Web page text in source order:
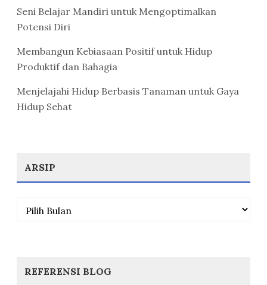
Seni Belajar Mandiri untuk Mengoptimalkan
Potensi Diri
Membangun Kebiasaan Positif untuk Hidup
Produktif dan Bahagia
Menjelajahi Hidup Berbasis Tanaman untuk Gaya
Hidup Sehat
ARSIP
Arsip
REFERENSI BLOG